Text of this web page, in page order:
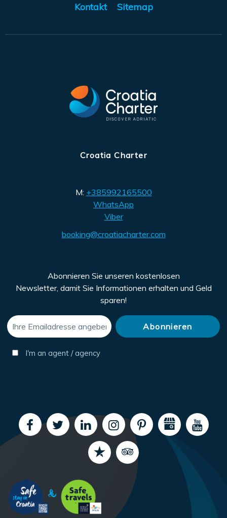
Kontakt Sitemap
Croatia Charter
M: +385992165500
WhatsApp
Viber
booking@croatiacharter.com
Abonnieren Sie unseren kostenlosen
Newsletter, damit Sie Informationen erhalten und Geld
sparen!
I'm an agent / agency